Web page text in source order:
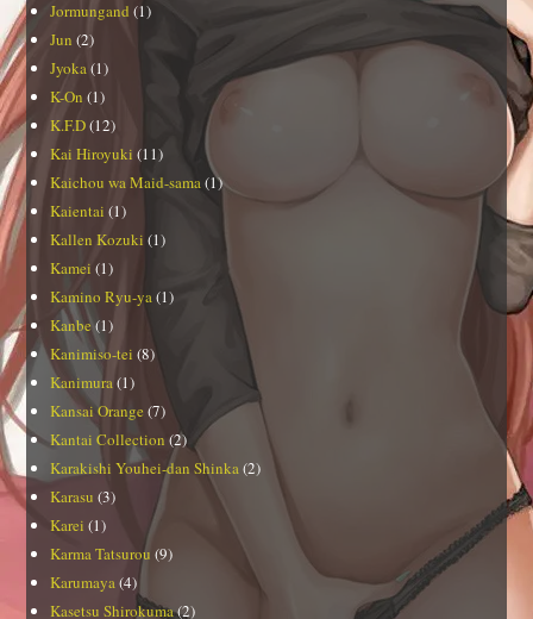
Jormungand (1)
Jun (2)
Jyoka (1)
K-On (1)
K.F.D(12)
Kai Hiroyuki (11)
Kaichou wa Maid-sama (1)
Kaientai (1)
Kallen Kozuki (1)
Kamei (1)
Kamino Ryu-ya (1)
Kanbe(1)
Kanimiso-tei (8)
Kanimura (1)
Kansai Orange (7)
Kantai Collection (2)
Karakishi Youhei-dan Shinka (2)
Karasu (3)
Karei (1)
Karma Tatsurou (9)
Karumaya (4)
Kasetsu Shirokuma(2)